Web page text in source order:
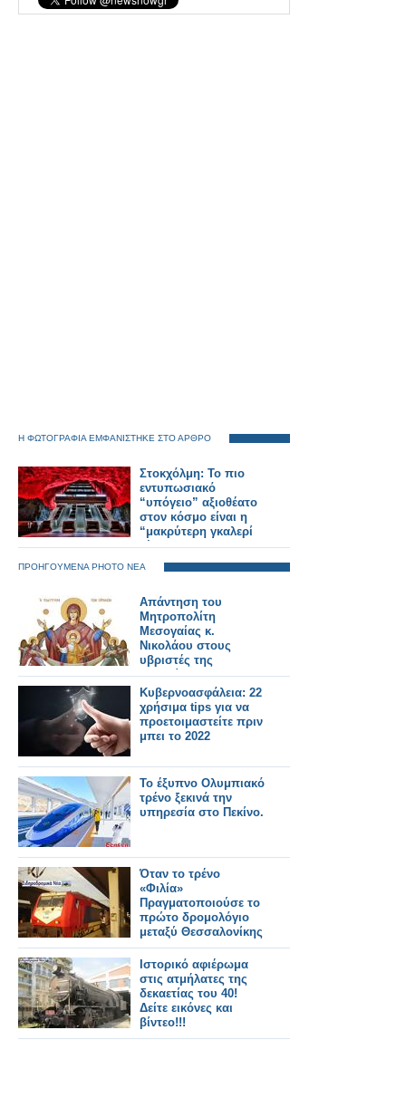
Η ΦΩΤΟΓΡΑΦΙΑ ΕΜΦΑΝΙΣΤΗΚΕ ΣΤΟ ΑΡΘΡΟ
Στοκχόλμη: Το πιο
εντυπωσιακό
“υπόγειο” αξιοθέατο
στον κόσμο είναι η
“μακρύτερη γκαλερί
τέχνης”!
ΠΡΟΗΓΟΥΜΕΝΑ PHOTO ΝΕΑ
Απάντηση του
Μητροπολίτη
Μεσογαίας κ.
Νικολάου στους
υβριστές της
Παναγίας
Κυβερνοασφάλεια: 22
χρήσιμα tips για να
προετοιμαστείτε πριν
μπει το 2022
Το έξυπνο Ολυμπιακό
τρένο ξεκινά την
υπηρεσία στο Πεκίνο.
Όταν το τρένο
«Φιλία»
Πραγματοποιούσε το
πρώτο δρομολόγιο
μεταξύ Θεσσαλονίκης
-
Κωνσταντινούπολης.
Ιστορικό αφιέρωμα
στις ατμήλατες της
δεκαετίας του 40!
Δείτε εικόνες και
βίντεο!!!